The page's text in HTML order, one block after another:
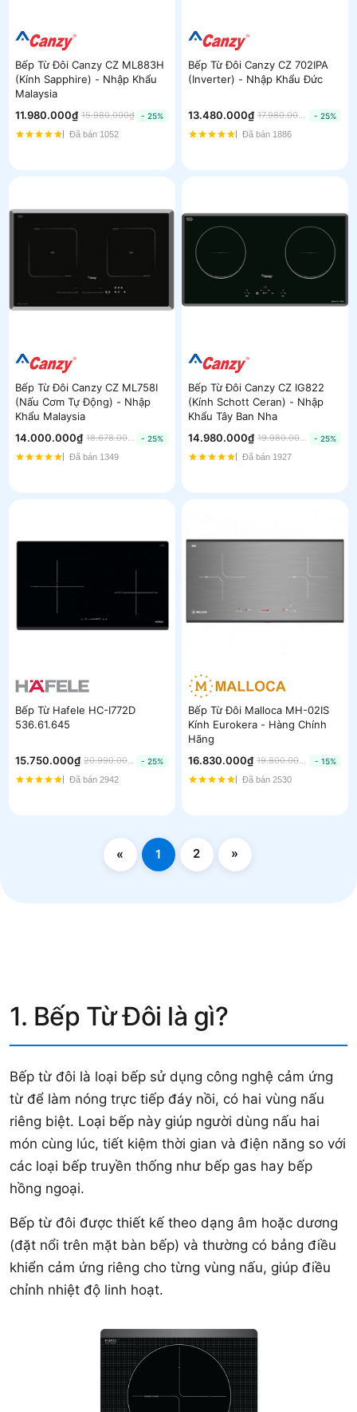
Bếp Từ Đôi Canzy CZ ML883H
(Kính Sapphire) - Nhập Khẩu
Malaysia
11.980.000₫ 15.980.000₫
- 25%
Đã bán 1052
Bếp Từ Đôi Canzy CZ 702IPA
(Inverter) - Nhập Khẩu Đức
13.480.000₫
- 25%
Đã bán 1886
Bếp Từ Đôi Canzy CZ ML758I
(Nấu Cơm Tự Động) - Nhập
Khẩu Malaysia
14.000.000₫
- 25%
Đã bán 1349
Bếp Từ Đôi Canzy CZ IG822
(Kính Schott Ceran) - Nhập
Khẩu Tây Ban Nha
14.980.000₫
- 25%
Đã bán 1927
Bếp Từ Hafele HC-I772D
536.61.645
15.750.000₫
- 25%
Đã bán 2942
Bếp Từ Đôi Malloca MH-02IS
Kính Eurokera - Hàng Chính
Hãng
16.830.000₫
- 15%
Đã bán 2530
« 1 2 »
1. Bếp Từ Đôi là gì?
Bếp từ đôi là loại bếp sử dụng công nghệ cảm ứng
từ để làm nóng trực tiếp đáy nồi, có hai vùng nấu
riêng biệt. Loại bếp này giúp người dùng nấu hai
món cùng lúc, tiết kiệm thời gian và điện năng so với
các loại bếp truyền thống như bếp gas hay bếp
hồng ngoại.
Bếp từ đôi được thiết kế theo dạng âm hoặc dương
(đặt nổi trên mặt bàn bếp) và thường có bảng điều
khiển cảm ứng riêng cho từng vùng nấu, giúp điều
chỉnh nhiệt độ linh hoạt.